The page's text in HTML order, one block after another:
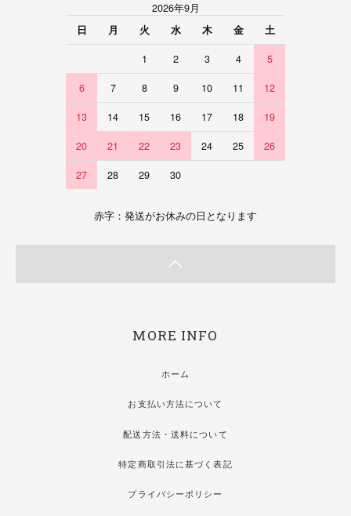
2026年9月
日
月 火 水 木 金 土
1 2 3 4 5
6 7 8 9 10 11 12
13 14 15 16 17 18 19
20 21 22 23 24 25 26
27 28 29 30
赤字：発送がお休みの日となります
MORE INFO
ホーム
お支払い方法について
配送方法・送料について
特定商取引法に基づく表記
プライバシーポリシー